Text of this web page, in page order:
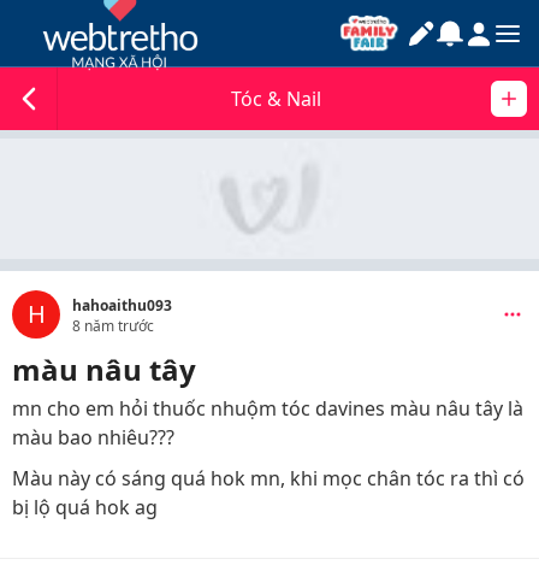
Tóc & Nail
H
hahoaithu093
8 năm trước
màu nâu tây
mn cho em hỏi thuốc nhuộm tóc davines màu nâu tây là
màu bao nhiêu???
Màu này có sáng quá hok mn, khi mọc chân tóc ra thì có
bị lộ quá hok ag